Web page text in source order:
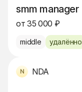
smm manager
от 35 000 ₽
middle удалённо
NDA